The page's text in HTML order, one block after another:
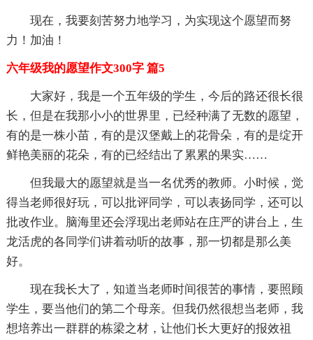
现在，我要刻苦努力地学习，为实现这个愿望而努
力！加油！
六年级我的愿望作文300字 篇5
大家好，我是一个五年级的学生，今后的路还很长很
长，但是在我那小小的世界里，已经种满了无数的愿望，
有的是一株小苗，有的是汉堡戴上的花骨朵，有的是绽开
鲜艳美丽的花朵，有的已经结出了累累的果实……
但我最大的愿望就是当一名优秀的教师。小时候，觉
得当老师很好玩，可以批评同学，可以表扬同学，还可以
批改作业。脑海里还会浮现出老师站在庄严的讲台上，生
龙活虎的各同学们讲着动听的故事，那一切都是那么美
好。
现在我长大了，知道当老师时间很苦的事情，要照顾
学生，要当他们的第二个母亲。但我仍然很想当老师，我
想培养出一群群的栋梁之材，让他们长大更好的报效祖